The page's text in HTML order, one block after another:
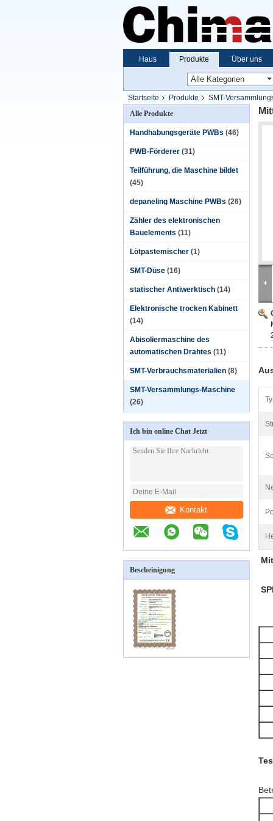
Haus Produkte Über uns
Startseite Produkte SMT-
Alle Produkte
Handhabungsgeräte PWBs (46)
PWB-Förderer (31)
Teilführung, die Maschine bildet
(45)
depaneling Maschine PWBs (26)
Zähler des elektronischen
Bauelements (11)
Lötpastemischer (1)
SMT-Düse (16)
statischer Antiwerktisch (14)
Elektronische trocken Kabinett
(14)
Abisoliermaschine des
automatischen Drahtes (11)
SMT-Verbrauchsmaterialien (8)
SMT-Versammlungs-Maschine
(26)
Ich bin online Chat Jetzt
Kontakt
Bescheinigung